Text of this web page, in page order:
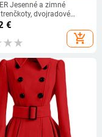
Jesenné a zimné
dvojradové
opasky, dámske
€
add_shopping_cart